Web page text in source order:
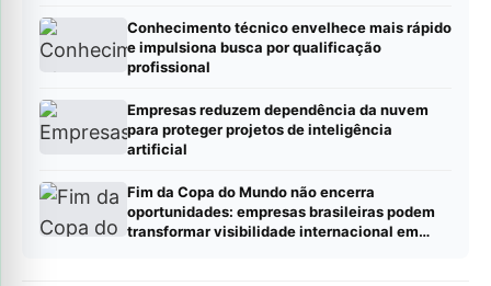
Conhecimento técnico envelhece mais rápido
e impulsiona busca por qualificação
profissional
Empresas reduzem dependência da nuvem
para proteger projetos de inteligência
artificial
Fim da Copa do Mundo não encerra
oportunidades: empresas brasileiras podem
transformar visibilidade internacional em